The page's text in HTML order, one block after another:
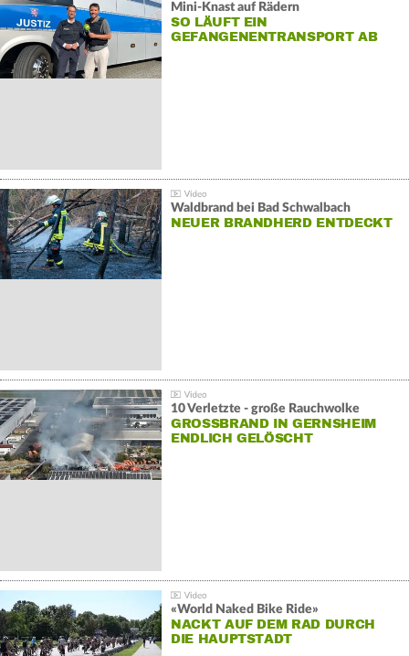
Mini-Knast auf Rädern
SO LÄUFT EIN
GEFANGENENTRANSPORT AB
Waldbrand bei Bad Schwalbach
NEUER BRANDHERD ENTDECKT
10 Verletzte - große Rauchwolke
GROSSBRAND IN GERNSHEIM E
NDLICH GELÖSCHT
«World Naked Bike Ride»
NACKT AUF DEM RAD DURCH
DIE HAUPTSTADT